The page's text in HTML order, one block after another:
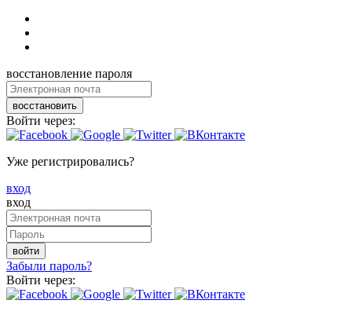
восстановление пароля
восстановить
Войти через:
Уже регистрировались?
вход
вход
войти
Забыли пароль?
Войти через: